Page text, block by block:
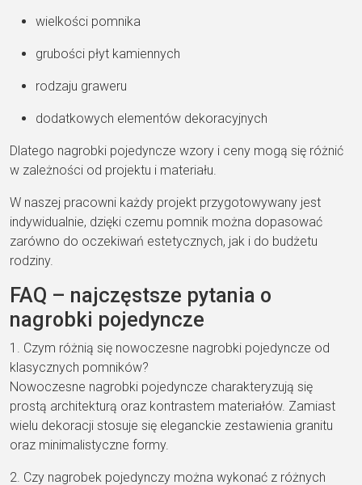
wielkości pomnika
grubości płyt kamiennych
rodzaju graweru
dodatkowych elementów dekoracyjnych
Dlatego nagrobki pojedyncze wzory i ceny mogą się różnić
w zależności od projektu i materiału.
W naszej pracowni każdy projekt przygotowywany jest
indywidualnie, dzięki czemu pomnik można dopasować
zarówno do oczekiwań estetycznych, jak i do budżetu
rodziny.
FAQ – najczęstsze pytania o
nagrobki pojedyncze
1. Czym różnią się nowoczesne nagrobki pojedyncze od
klasycznych pomników?
Nowoczesne nagrobki pojedyncze charakteryzują się
prostą architekturą oraz kontrastem materiałów. Zamiast
wielu dekoracji stosuje się eleganckie zestawienia granitu
oraz minimalistyczne formy.
2. Czy nagrobek pojedynczy można wykonać z różnych